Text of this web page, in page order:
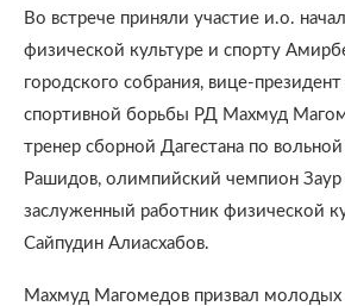
Во встрече приняли участие и.о.
физической культуре и спорту
городского собрания, вице-
спортивной борьбы РД Махмуд
тренер сборной Дагестана по
Рашидов, олимпийский чемпион Заур
заслуженный работник физической
Сайпудин Алиасхабов.
Махмуд Магомедов призвал молодых